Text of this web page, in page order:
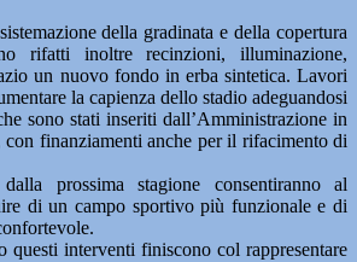
della gradinata e della copertura
rifatti inoltre recinzioni, illuminazione,
un nuovo fondo in erba sintetica. Lavori
la capienza dello stadio adeguandosi
sono stati inseriti dall’Amministrazione in
finanziamenti anche per il rifacimento di
prossima stagione consentiranno al
di un campo sportivo più funzionale e di
questi interventi finiscono col rappresentare